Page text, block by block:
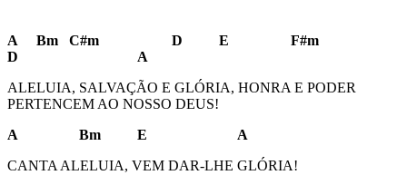
A Bm C#m D E F#m
D A
ALELUIA, SALVAÇÃO E GLÓRIA, HONRA E PODER
PERTENCEM AO NOSSO DEUS!
A Bm E A
CANTA ALELUIA, VEM DAR-LHE GLÓRIA!